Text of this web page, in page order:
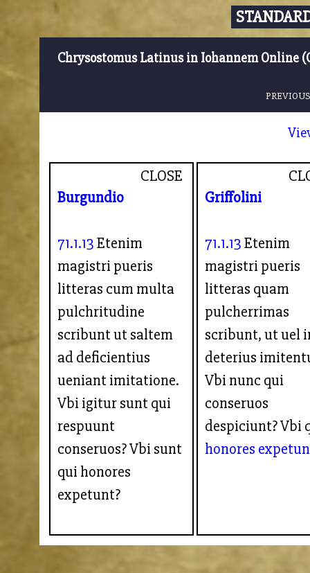
Chrysostomus Latinus in Iohannem Online
CLOSE
Burgundio
71.1.13Etenim
magistri pueris
litteras cum multa
pulchritudine
scribunt ut saltem
ad deficientius
ueniant imitatione.
Vbi igitur sunt qui
respuunt
conseruos? Vbi sunt
qui honores
expetunt?
Griffolini
71.1.13Etenim
magistri pueris
litteras quam
pulcherrimas
scribunt, ut uel
deterius
Vbi nunc qui
conseruos
despiciunt? Vbi
honores